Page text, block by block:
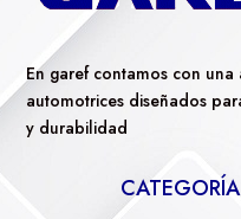
En garef contamos con
automotrices diseñados
y durabilidad